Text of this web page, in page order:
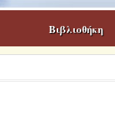
Βιβλιοθήκη